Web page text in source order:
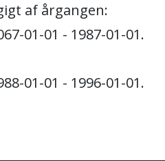
af årgangen:
01-01 - 1987-01-01.
01-01 - 1996-01-01.